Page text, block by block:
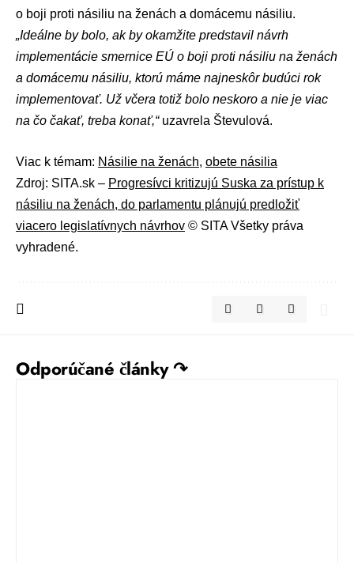
o boji proti násiliu na ženách a domácemu násiliu.
„Ideálne by bolo, ak by okamžite predstavil návrh
implementácie smernice EÚ o boji proti násiliu na ženách
a domácemu násiliu, ktorú máme najneskôr budúci rok
implementovať. Už včera totiž bolo neskoro a nie je viac
na čo čakať, treba konať,“uzavrela Števulová.
Viac k témam: Násilie na ženách, obete násilia
Zdroj: SITA.sk – Progresívci kritizujú Suska za prístup k
násiliu na ženách, do parlamentu plánujú predložiť
viacero legislatívnych návrhov © SITA Všetky práva
vyhradené.
Odporúčané články ↷